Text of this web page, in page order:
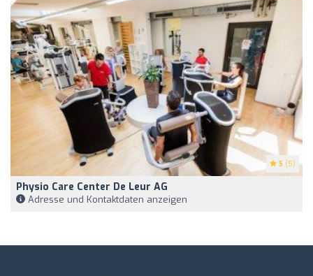
5 (5)
Physio Care Center De Leur AG
Adresse und Kontaktdaten anzeigen